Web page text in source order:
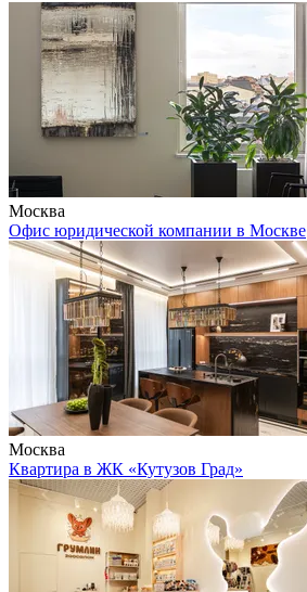
Москва
Офис юридической компании в Москве
Москва
Квартира в ЖК «Кутузов Град»